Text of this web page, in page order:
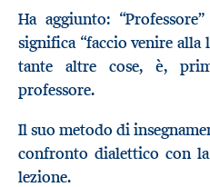
Ha aggiunto:
significa “faccio venire
tante altre cose, è,
professore.
Il suo metodo di
confronto dialettico con
lezione.